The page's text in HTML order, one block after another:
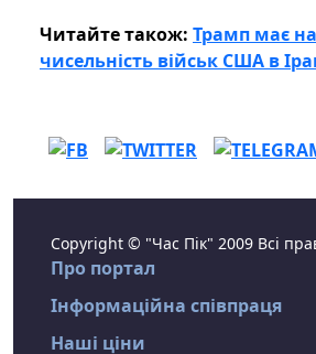
Читайте також: Трамп має
чисельність військ США в
Copyright © "Час Пік" 2009 Всі
Про портал
Інформаційна співпраця
Наші ціни